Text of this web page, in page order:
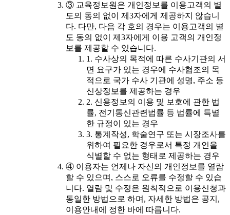
③ 교육정보원은 개인정보를 이용고객의 별
도의 동의 없이 제3자에게 제공하지 않습니
다. 다만, 다음 각 호의 경우는 이용고객의 별
도 동의 없이 제3자에게 이용 고객의 개인정
보를 제공할 수 있습니다.
1. 수사상의 목적에 따른 수사기관의 서
면 요구가 있는 경우에 수사협조의 목
적으로 국가 수사 기관에 성명, 주소 등
신상정보를 제공하는 경우
2. 신용정보의 이용 및 보호에 관한 법
률, 전기통신관련법률 등 법률에 특별
한 규정이 있는 경우
3. 통계작성, 학술연구 또는 시장조사를
위하여 필요한 경우로서 특정 개인을
식별할 수 없는 형태로 제공하는 경우
④ 이용자는 언제나 자신의 개인정보를 열람
할 수 있으며, 스스로 오류를 수정할 수 있습
니다. 열람 및 수정은 원칙적으로 이용신청과
동일한 방법으로 하며, 자세한 방법은 공지,
이용안내에 정한 바에 따릅니다.